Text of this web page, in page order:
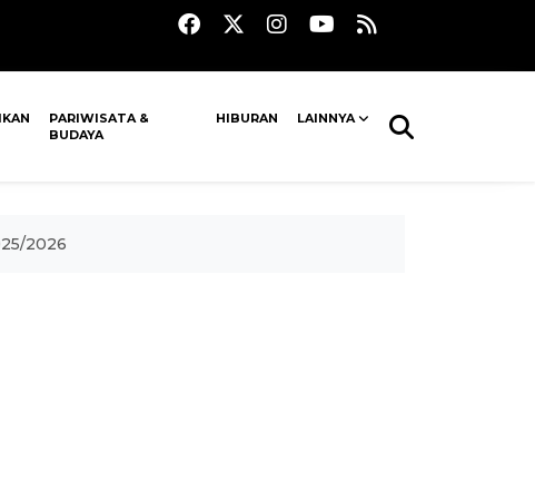
PARIWISATA &
BUDAYA
HIBURAN LAINNYA
2026